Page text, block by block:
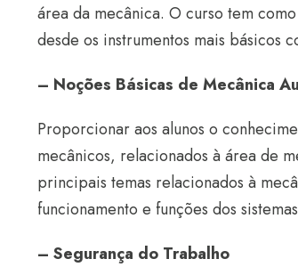
área da mecânica. O curso tem
desde os instrumentos mais básicos
– Noções Básicas de Mecânica
Proporcionar aos alunos o
mecânicos, relacionados à área de
principais temas relacionados à
funcionamento e funções dos
– Segurança do Trabalho